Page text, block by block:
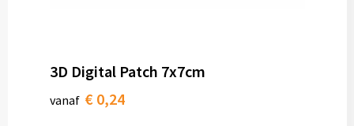
3D Digital Patch 7x7cm
vanaf € 0,24